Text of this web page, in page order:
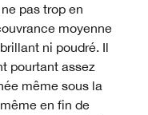
pas trop en
moyenne
ni poudré. Il
pourtant assez
même sous la
en fin de